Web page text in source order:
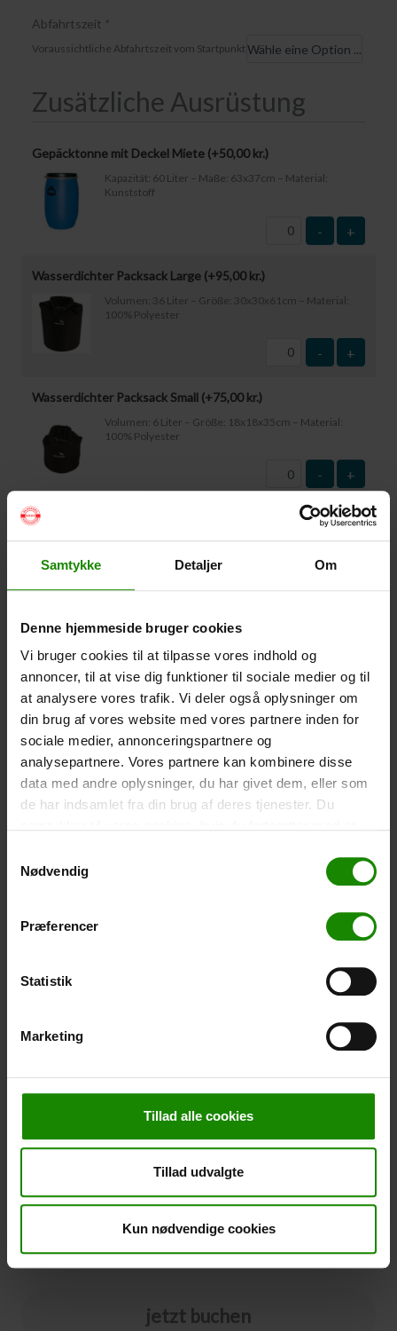
Samtykke Detaljer Om
Denne hjemmeside bruger cookies
Vi bruger cookies til at tilpasse vores indhold og
annoncer, til at vise dig funktioner til sociale medier og til
at analysere vores trafik. Vi deler også oplysninger om
din brug af vores website med vores partnere inden for
sociale medier, annonceringspartnere og
analysepartnere. Vores partnere kan kombinere disse
data med andre oplysninger, du har givet dem, eller som
de har indsamlet fra din brug af deres tjenester. Du
Nødvendig
Præferencer
Statistik
Marketing
Tillad alle cookies
Tillad udvalgte
Kun nødvendige cookies
Abfahrtszeit *
Voraussichtliche Abfahrtszeit vom Startpunkt
Zusätzliche Ausrüstung
Gepäcktonne mit Deckel Miete (+50,00 kr.)
Kapazität: 60 Liter – Maße: 63x37cm – Material:
Kunststoff
- +
Wasserdichter Packsack Large (+95,00kr.)
Volumen: 36 Liter – Größe: 30x30x61cm – Material:
100% Polyester
- +
Wasserdichter Packsack Small (+75,00kr.)
Volumen: 6 Liter – Größe: 18x18x35cm – Material:
100% Polyester
- +
Wasserdichte Smartphone-Hülle (+
Größe: 22,5×11,5cm. Das Telefon kann bedient
werden, während es in der Hülle ist. Wasserdicht bis 1
Zelt – Grand Canyon Topeka 4 (+750,00kr.)
Personenanzahl: 4 – Klicken Sie auf das Bild, um die
Zeltgröße zu sehen.
Fischernetz für Kinder (+ kr.
Teleskopstange 52-129cm. Ø30cm – Kann nicht in
einer bestimmten Farbe gebucht werden.
+
Wasserdicht, leichtes Material, Einheitsgröße – Kann
nicht in einer bestimmten Farbe gebucht werden.
+
Sie können eine Stornierungsversicherung zu Ihrer
Buchung hinzufügen. Der Preis beträgt 5% des
Buchungspreises, mindestens 50,00 DKK.
Bitte beachten Sie, dass optionale Zusatzausrüstung
nicht im Stornierungspreis enthalten ist.
finden Sie
jetzt buchen